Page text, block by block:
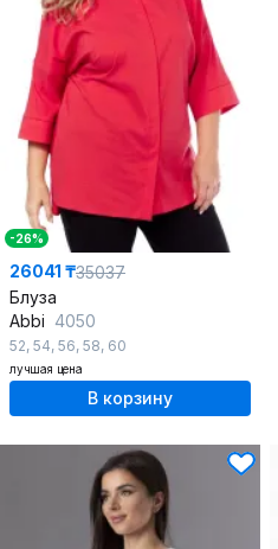
-26%
26041 ₸35037
Блуза
Abbi 4050
52, 54, 56, 58, 60
лучшая цена
В корзину